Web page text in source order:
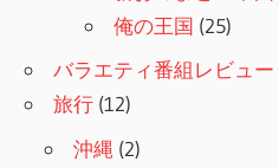
俺の王国 (25)
バラエティ番組レビュー
旅行 (12)
沖縄 (2)